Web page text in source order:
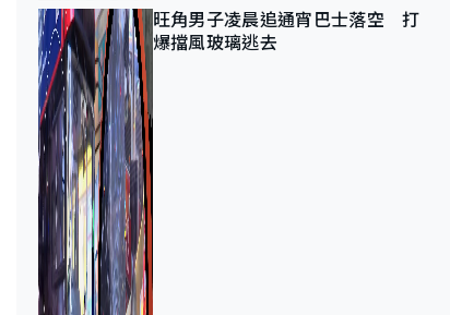
旺角男子凌晨追通宵巴士落空 打
爆擋風玻璃逃去